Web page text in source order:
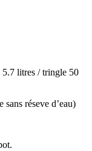
litres / tringle 50
réseve d’eau)